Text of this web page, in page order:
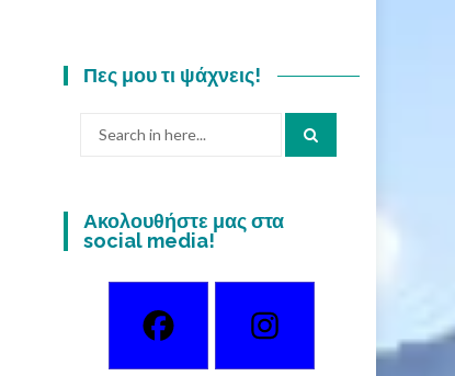
Πες μου τι ψάχνεις!
Ακολουθήστε μας στα
social media!